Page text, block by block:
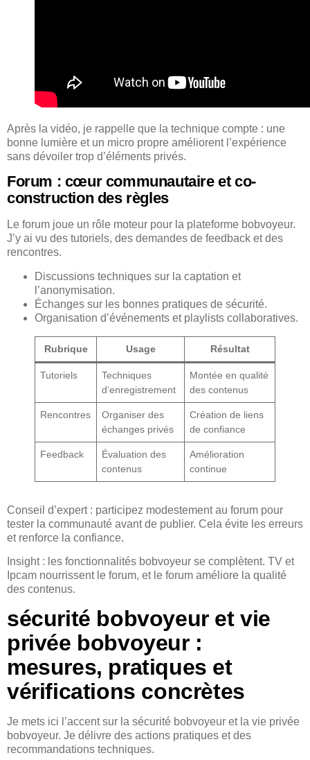
Après la vidéo, je rappelle que la technique compte : une
bonne lumière et un micro propre améliorent l’expérience
sans dévoiler trop d’éléments privés.
Forum : cœur communautaire et co-
construction des règles
Le forum joue un rôle moteur pour la plateforme bobvoyeur.
J’y ai vu des tutoriels, des demandes de feedback et des
rencontres.
Discussions techniques sur la captation et
l’anonymisation.
Échanges sur les bonnes pratiques de sécurité.
Organisation d’événements et playlists collaboratives.
Rubrique Usage Résultat
Tutoriels
Techniques
d’enregistrement
Montée en qualité
des contenus
Rencontres
Organiser des
échanges privés
Création de liens
de confiance
Feedback
Évaluation des
contenus
Amélioration
continue
Conseil d’expert : participez modestement au forum pour
tester la communauté avant de publier. Cela évite les erreurs
et renforce la confiance.
Insight : les fonctionnalités bobvoyeur se complètent. TV et
Ipcam nourrissent le forum, et le forum améliore la qualité
des contenus.
sécurité bobvoyeur et vie
privée bobvoyeur :
mesures, pratiques et
vérifications concrètes
Je mets ici l’accent sur la sécurité bobvoyeur et la vie privée
bobvoyeur. Je délivre des actions pratiques et des
recommandations techniques.